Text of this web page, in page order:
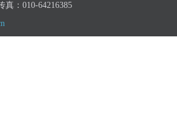
真：010-64216385